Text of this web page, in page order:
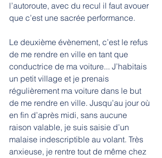
l’autoroute, avec du recul il faut avouer
que c’est une sacrée performance.
Le deuxième évènement, c’est le refus
de me rendre en ville en tant que
conductrice de ma voiture... J’habitais
un petit village et je prenais
régulièrement ma voiture dans le but
de me rendre en ville. Jusqu’au jour où
en fin d’après midi, sans aucune
raison valable, je suis saisie d’un
malaise indescriptible au volant. Très
anxieuse, je rentre tout de même chez